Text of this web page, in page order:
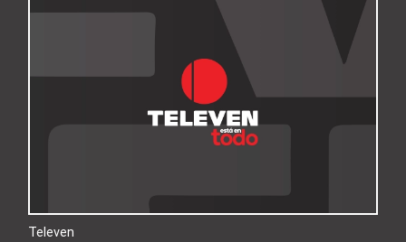
Televen